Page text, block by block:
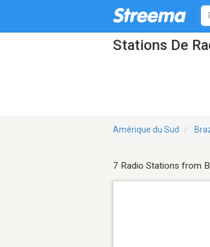
Stations De
Amérique du Sud
7 Radio Stations from